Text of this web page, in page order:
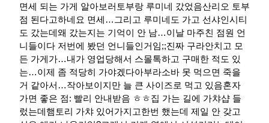
면세 되는 가게 알아보러토부랑 루미네 갔었음산리오 토부
점 된다고하네요 면세…​그리고 루미네도 가고 선샤인시티
도 갔는데왜 갔는지는 기억이 안 남…이날 마주친 점원 언
니들이다 저번에 봤던 언니들인거임;;진짜 구라안치고 모
든 가게가…내가 영업당해서 스몰톡하고 구매한 적도 있
는…이제 좀 적당히 가야겠다아부라소바 못 먹으면 죽을
거 같아서…작아보이지만 늘 큰 사이즈로 먹고 있음혼자
가면 좋은 점: 빨리 안내받음 ㅎㅎ집 가는 길에 가챠샵 들
렀는데햄토리 가챠 있어가지고한번 했는데 제일 안 갖고